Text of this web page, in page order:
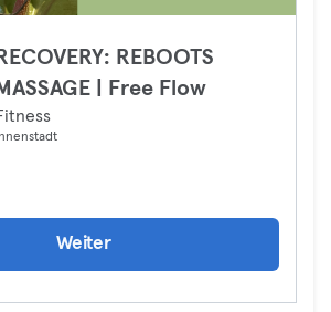
RECOVERY: REBOOTS
MASSAGE | Free Flow
Innenstadt
Weiter